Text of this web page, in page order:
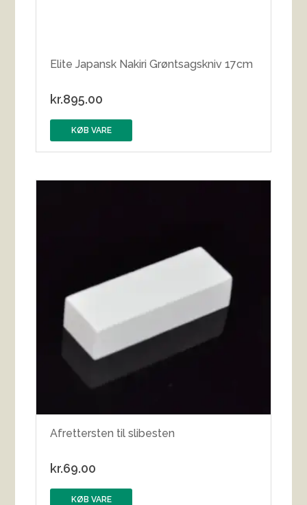
Elite Japansk Nakiri Grøntsagskniv 17cm
kr.895.00
KØB VARE
Afrettersten til slibesten
kr.69.00
KØB VARE